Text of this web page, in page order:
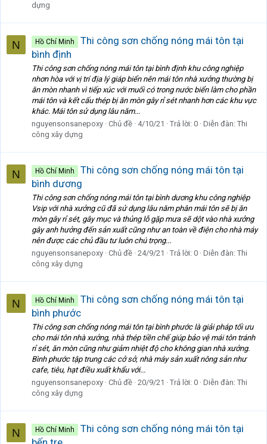
dựng
N Hồ Chí Minh
Thi công sơn chống nóng mái tôn tại
bình định
Thi công sơn chống nóng mái tôn tại bình định khu công nghiệp
nhơn hòa với vị trí địa lý giáp biển nên mái tôn nhà xưởng thường bị
ăn mòn nhanh vì tiếp xúc với muối có trong nước biển làm cho phần
mái tôn và kết cấu thép bị ăn mòn gây rỉ sét nhanh hơn các khu vực
khác. Mái tôn sử dụng lâu năm...
nguyensonsanepoxy Chủ đề 4/10/21 Trả lời: 0 Diễn đàn: Thi
công xây dựng
N Hồ Chí Minh
Thi công sơn chống nóng mái tôn tại
bình dương
Thi công sơn chống nóng mái tôn tại bình dương khu công nghiệp
Vsip với nhà xưởng cũ đã sử dụng lâu năm phân mái tôn sẽ bị ăn
mòn gây rỉ sét, gây mục và thủng lỗ gặp mưa sẽ dột vào nhà xưởng
gây anh hưởng đến sản xuất cũng như an toàn về điện cho nhà máy
nên được các chủ đầu tư luôn chú trọng...
nguyensonsanepoxy Chủ đề 24/9/21 Trả lời: 0 Diễn đàn: Thi
công xây dựng
N Hồ Chí Minh
Thi công sơn chống nóng mái tôn tại
bình phước
Thi công sơn chống nóng mái tôn tại bình phước là giải pháp tối ưu
cho mái tôn nhà xưởng, nhà thép tiền chế giúp bảo vệ mái tôn tránh
rỉ sét, ăn mòn cũng như giảm nhiệt độ cho không gian nhà xưởng.
Bình phước tập trung các cở sở, nhà máy sản xuất nông sản như
cafe, tiêu, hạt điều xuất khẩu với...
nguyensonsanepoxy Chủ đề 20/9/21 Trả lời: 0 Diễn đàn: Thi
công xây dựng
N Hồ Chí Minh
Thi công sơn chống nóng mái tôn tại